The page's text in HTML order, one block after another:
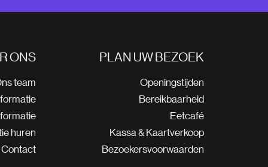
PLAN UW BEZOEK
Openingstijden
Bereikbaarheid
Eetcafé
Kassa & Kaartverkoop
Bezoekersvoorwaarden
ONS
team
huren
Contact